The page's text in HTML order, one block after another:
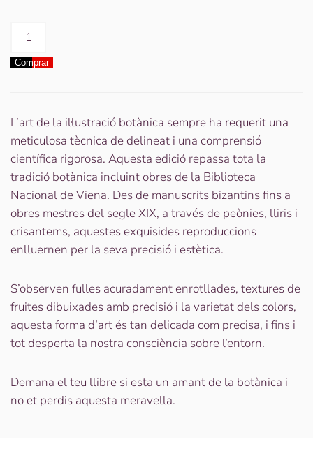
quantitat
Llibre
Garden
Eden
Italiano
Comprar
L’art de la il·lustració botànica sempre ha requerit una
meticulosa tècnica de delineat i una comprensió
científica rigorosa. Aquesta edició repassa tota la
tradició botànica incluint obres de la Biblioteca
Nacional de Viena. Des de manuscrits bizantins fins a
obres mestres del segle XIX, a través de peònies, lliris i
crisantems, aquestes exquisides reproduccions
enlluernen per la seva precisió i estètica.
S’observen fulles acuradament enrotllades, textures de
fruites dibuixades amb precisió i la varietat dels colors,
aquesta forma d’art és tan delicada com precisa, i fins i
tot desperta la nostra consciència sobre l’entorn.
Demana el teu llibre si esta un amant de la botànica i
no et perdis aquesta meravella.